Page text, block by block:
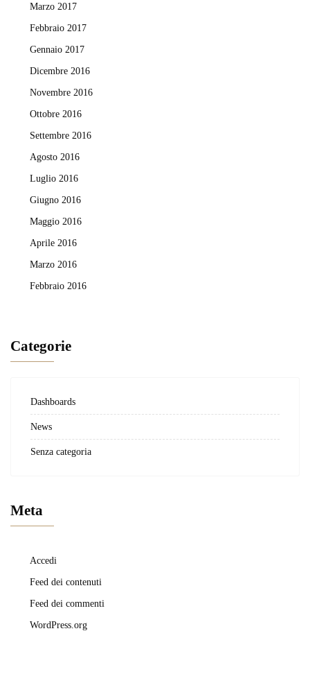
Marzo 2017
Febbraio 2017
Gennaio 2017
Dicembre 2016
Novembre 2016
Ottobre 2016
Settembre 2016
Agosto 2016
Luglio 2016
Giugno 2016
Maggio 2016
Aprile 2016
Marzo 2016
Febbraio 2016
Categorie
Dashboards
News
Senza categoria
Meta
Accedi
Feed dei contenuti
Feed dei commenti
WordPress.org